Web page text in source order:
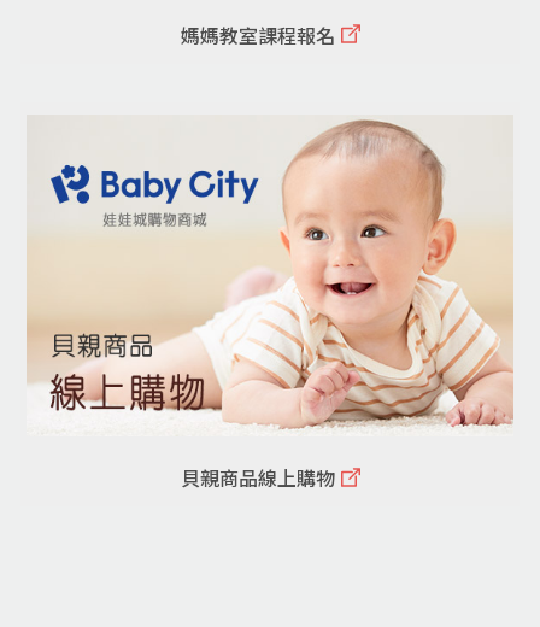
媽媽教室課程報名
貝親商品線上購物